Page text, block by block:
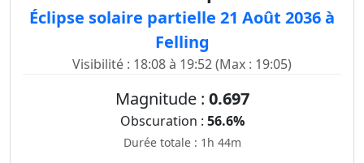
Éclipse solaire partielle 21 Août 2036 à
Felling
Visibilité : 18:08 à 19:52 (Max : 19:05)
Magnitude : 0.697
Obscuration : 56.6%
Durée totale : 1h 44m